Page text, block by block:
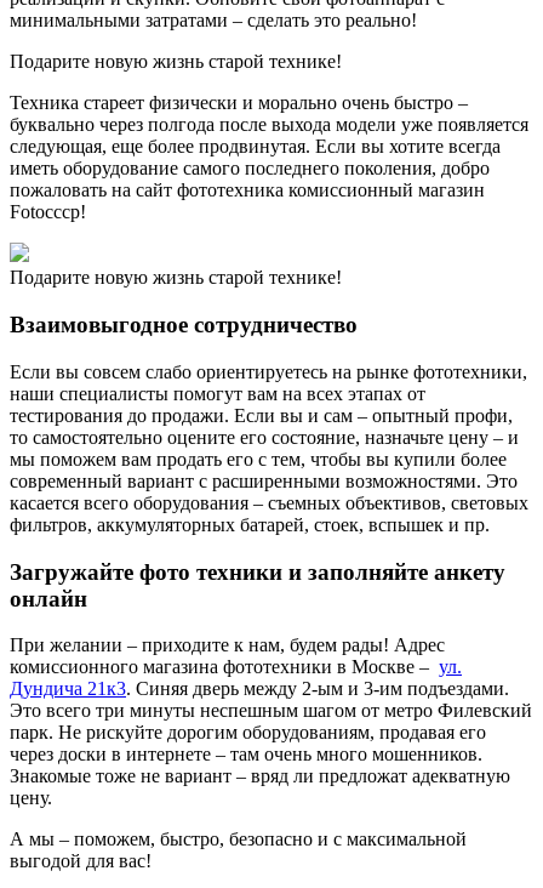
минимальными затратами – сделать это реально!
Подарите новую жизнь старой технике!
Техника стареет физически и морально очень быстро –
буквально через полгода после выхода модели уже появляется
следующая, еще более продвинутая. Если вы хотите всегда
иметь оборудование самого последнего поколения, добро
пожаловать на сайт фототехника комиссионный магазин
Fotocccp!
Подарите новую жизнь старой технике!
Взаимовыгодное сотрудничество
Если вы совсем слабо ориентируетесь на рынке фототехники,
наши специалисты помогут вам на всех этапах от
тестирования до продажи. Если вы и сам – опытный профи,
то самостоятельно оцените его состояние, назначьте цену – и
мы поможем вам продать его с тем, чтобы вы купили более
современный вариант с расширенными возможностями. Это
касается всего оборудования – съемных объективов, световых
фильтров, аккумуляторных батарей, стоек, вспышек и пр.
Загружайте фото техники и заполняйте анкету
онлайн
При желании – приходите к нам, будем рады! Адрес
комиссионного магазина фототехники в Москве – ул.
Дундича 21к3. Синяя дверь между 2-ым и 3-им подъездами.
Это всего три минуты неспешным шагом от метро Филевский
парк. Не рискуйте дорогим оборудованиям, продавая его
через доски в интернете – там очень много мошенников.
Знакомые тоже не вариант – вряд ли предложат адекватную
цену.
А мы – поможем, быстро, безопасно и с максимальной
выгодой для вас!